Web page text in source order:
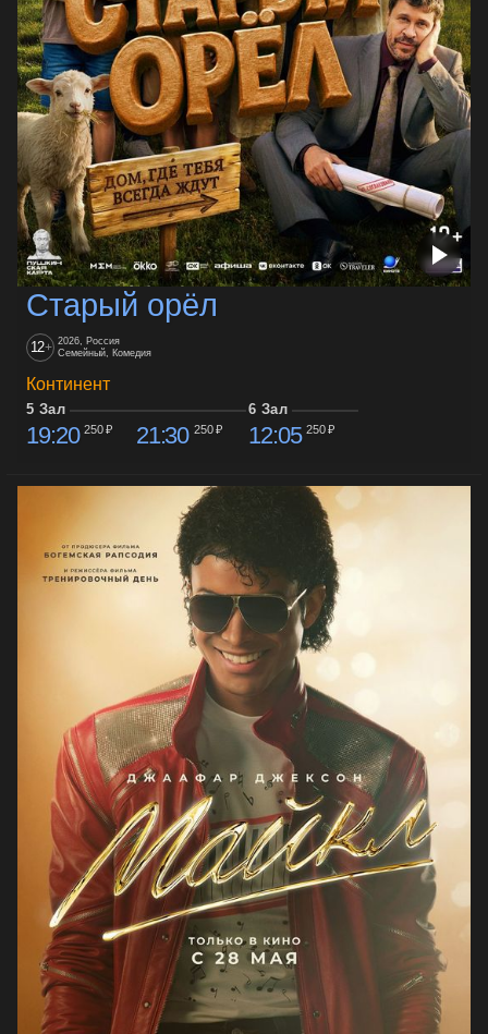
Старый орёл
12+ 2026, Россия
Семейный, Комедия
Континент
5 Зал
19:20 250 ₽ 21:30 250 ₽
6 Зал
12:05 250 ₽